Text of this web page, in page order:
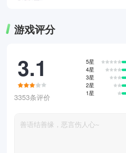
游戏评分
3.1
3353条评价
5星
4星
3星
2星
1星